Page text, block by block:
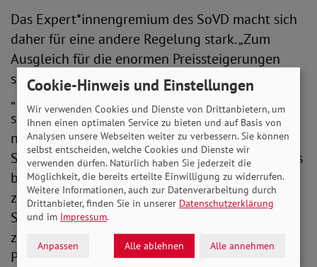
Das Expert*innengremium des SoVD macht sich
daher für eine andere Regelung stark. „Zum
Ausgleich für die enormen Preissteigerungen
schlagen wir für Hochinflationsphasen ein
„Inflationsgeld“ vor, das degressiv ausgestaltet
sein sollte und so den Menschen ganz gezielt
nach Bedarf zu Gute kommt“, so Adolf Bauer. Der
SoVD-Präsident ergänzt: „Aus unserer Sicht ist es
besser, die Kaufkraftseite besonders Betroffener
zu stärken, als mit der Gießkanne per
Steuersenkung die Preise auf der Angebotsseite
zu regulieren. Angesichts enormer staatlicher
Pandemie- und Kriegsfolgekosten sollten sich
Cookie-Hinweis und Einstellungen
Wir verwenden Cookies und Dienste von Drittanbietern, um
Ihnen einen optimalen Service zu bieten und auf Basis von
Analysen unsere Webseiten weiter zu verbessern. Sie können
selbst entscheiden, welche Cookies und Dienste wir
verwenden dürfen. Natürlich haben Sie jederzeit die
Möglichkeit, die bereits erteilte Einwilligung zu widerrufen.
Weitere Informationen, auch zur Datenverarbeitung durch
Drittanbieter, finden Sie in unserer Datenschutzerklärung
und im Impressum.
Anpassen Alle ablehnen Alle annehmen